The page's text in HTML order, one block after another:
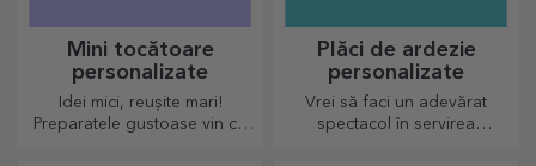
Mini tocătoare
personalizate
Idei mici, reușite mari!
Preparatele gustoase vin cu
Plăci de ardezie
personalizate
Vrei să faci un adevărat
spectacol în servirea